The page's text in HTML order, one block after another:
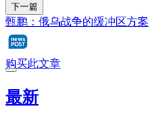
下一篇
甄鹏：俄乌战争的缓冲区方案
购买此文章
最新